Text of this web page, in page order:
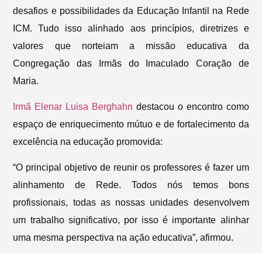
desafios e possibilidades da Educação Infantil na Rede
ICM. Tudo isso alinhado aos princípios, diretrizes e
valores que norteiam a missão educativa da
Congregação das Irmãs do Imaculado Coração de
Maria.
Irmã Elenar Luisa Berghahn destacou o encontro como
espaço de enriquecimento mútuo e de fortalecimento da
excelência na educação promovida:
“O principal objetivo de reunir os professores é fazer um
alinhamento de Rede. Todos nós temos bons
profissionais, todas as nossas unidades desenvolvem
um trabalho significativo, por isso é importante alinhar
uma mesma perspectiva na ação educativa”, afirmou.